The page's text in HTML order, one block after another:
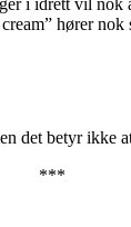
cream” hører
det betyr ikke
***